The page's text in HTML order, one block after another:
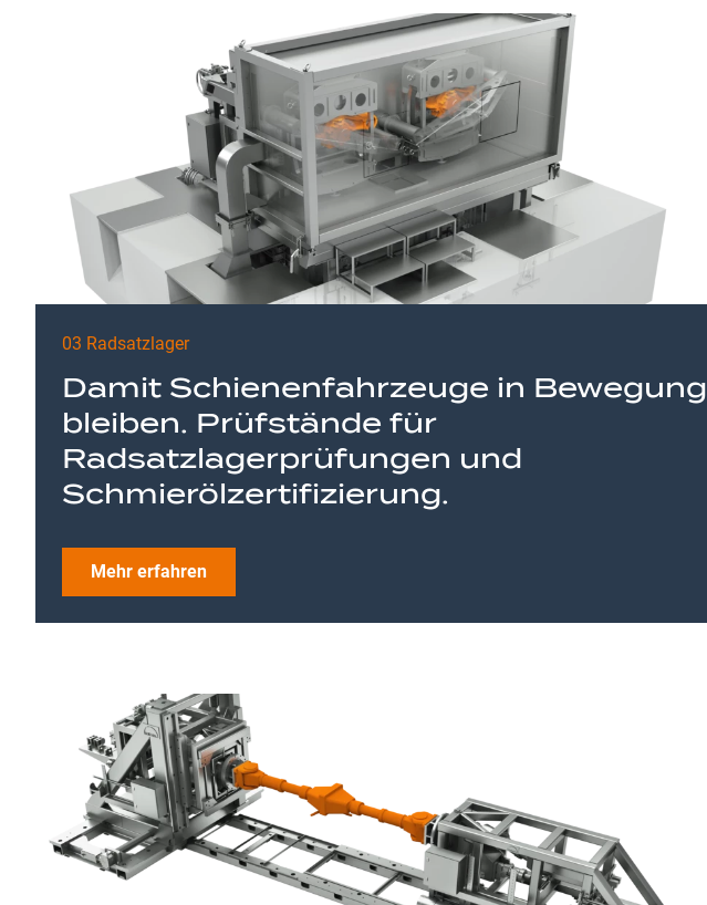
03 Radsatzlager
Damit Schienenfahrzeuge in Bewegung
bleiben. Prüfstände für
Radsatzlagerprüfungen und
Schmierölzertifizierung.
Mehr erfahren